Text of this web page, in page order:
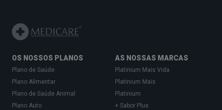
OS NOSSOS PLANOS
Plano de Saúde
Plano Alimentar
Plano de Saúde Animal
Plano Auto
AS NOSSAS MARCAS
Platinium Mais Vida
Platinium Mais
Platinium
+ Sabor Plus